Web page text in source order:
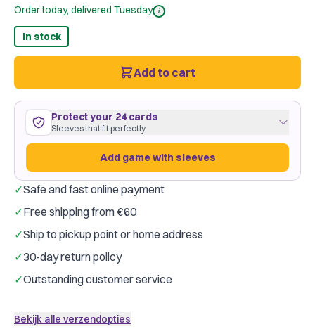
Order today, delivered Tuesday i
In stock
Add to cart
Protect your 24 cards
Sleeves that fit perfectly
Add game with sleeves
fits perfectly·GameGenic Lime
Just €0.16 per card
Add game with sleeves
✓Safe and fast online payment
✓Free shipping from €60
✓Ship to pickup point or home address
✓30-day return policy
✓Outstanding customer service
Bekijk alle verzendopties